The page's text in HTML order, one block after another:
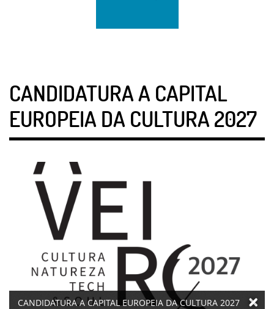
CANDIDATURA A CAPITAL
EUROPEIA DA CULTURA 2027
CANDIDATURA A CAPITAL EUROPEIA DA CULTURA 2027